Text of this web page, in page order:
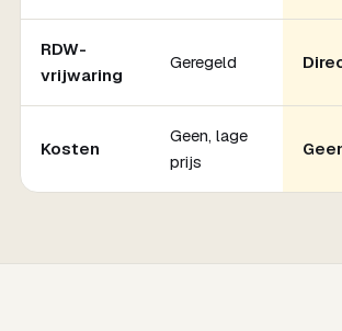
RDW-
vrijwaring
Geregeld
Kosten
Geen, lage
prijs